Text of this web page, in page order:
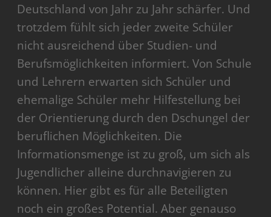
Deutschland von Jahr zu Jahr schärfer. Und
trotzdem fühlt sich jeder zweite Schüler
nicht ausreichend über Studien- und
Berufsmöglichkeiten informiert. Von Schule
und Lehrern erwarten sich Schüler und
ehemalige Schüler mehr Hilfestellung bei
der Orientierung durch den Dschungel der
beruflichen Möglichkeiten. Die
Informationsmenge ist zu groß, um sich als
Jugendlicher alleine durchnavigieren zu
können. Hier gibt es für alle Beteiligten
noch ein großes Potential. Aber genauso